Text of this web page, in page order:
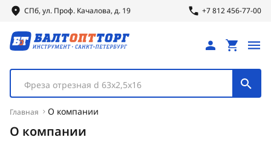
СПб, ул. Проф. Качалова, д. 19 +7 812 456-77-00
Фреза отрезная d 63х2,5х16
Главная О компании
О компании